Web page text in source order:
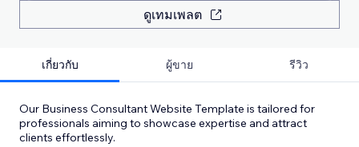
ดูเทมเพลต
เกี่ยวกับ ผู้ขาย รีวิว
Our Business Consultant Website Template is tailored for
professionals aiming to showcase expertise and attract
clients effortlessly.